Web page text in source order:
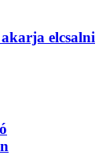
elcsalni